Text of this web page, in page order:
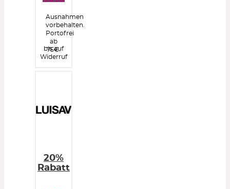
Ausnahmen
vorbehalten.
Portofrei
ab
75€.
bis auf
Widerruf
20%
Rabatt